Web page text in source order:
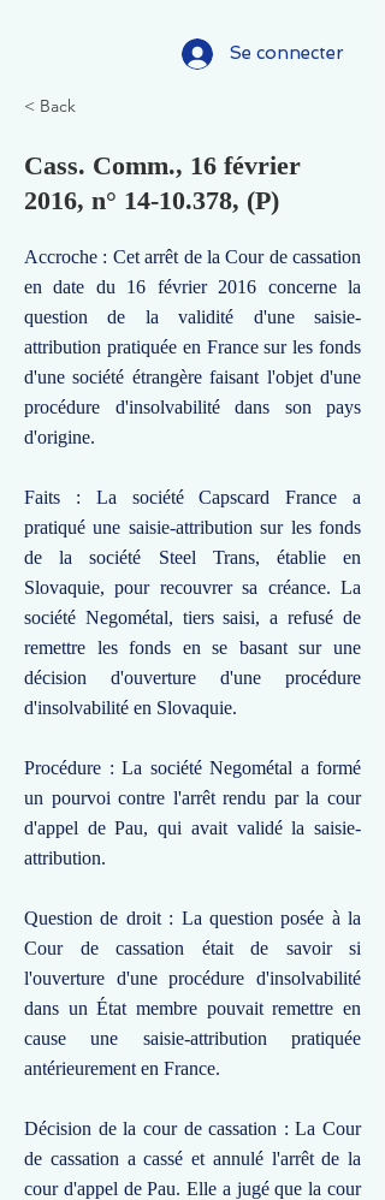
Se connecter
< Back
Cass. Comm., 16 février
2016, n° 14-10.378, (P)
Accroche : Cet arrêt de la Cour de cassation
en date du 16 février 2016 concerne la
question de la validité d'une saisie-
attribution pratiquée en France sur les fonds
d'une société étrangère faisant l'objet d'une
procédure d'insolvabilité dans son pays
d'origine.
Faits : La société Capscard France a
pratiqué une saisie-attribution sur les fonds
de la société Steel Trans, établie en
Slovaquie, pour recouvrer sa créance. La
société Negométal, tiers saisi, a refusé de
remettre les fonds en se basant sur une
décision d'ouverture d'une procédure
d'insolvabilité en Slovaquie.
Procédure : La société Negométal a formé
un pourvoi contre l'arrêt rendu par la cour
d'appel de Pau, qui avait validé la saisie-
attribution.
Question de droit : La question posée à la
Cour de cassation était de savoir si
l'ouverture d'une procédure d'insolvabilité
dans un État membre pouvait remettre en
cause une saisie-attribution pratiquée
antérieurement en France.
Décision de la cour de cassation : La Cour
de cassation a cassé et annulé l'arrêt de la
cour d'appel de Pau. Elle a jugé que la cour